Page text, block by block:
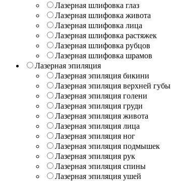
Лазерная шлифовка глаз
Лазерная шлифовка живота
Лазерная шлифовка лица
Лазерная шлифовка растяжек
Лазерная шлифовка рубцов
Лазерная шлифовка шрамов
Лазерная эпиляция
Лазерная эпиляция бикини
Лазерная эпиляция верхней губы
Лазерная эпиляция голени
Лазерная эпиляция груди
Лазерная эпиляция живота
Лазерная эпиляция лица
Лазерная эпиляция ног
Лазерная эпиляция подмышек
Лазерная эпиляция рук
Лазерная эпиляция спины
Лазерная эпиляция ушей